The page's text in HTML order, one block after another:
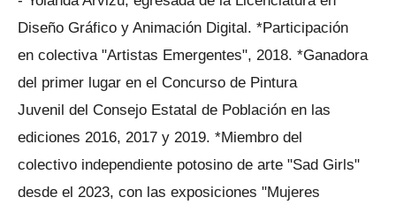
Diseño Gráfico y Animación Digital. *Participación
en colectiva "Artistas Emergentes", 2018. *Ganadora
del primer lugar en el Concurso de Pintura
Juvenil del Consejo Estatal de Población en las
ediciones 2016, 2017 y 2019. *Miembro del
colectivo independiente potosino de arte "Sad Girls"
desde el 2023, con las exposiciones "Mujeres